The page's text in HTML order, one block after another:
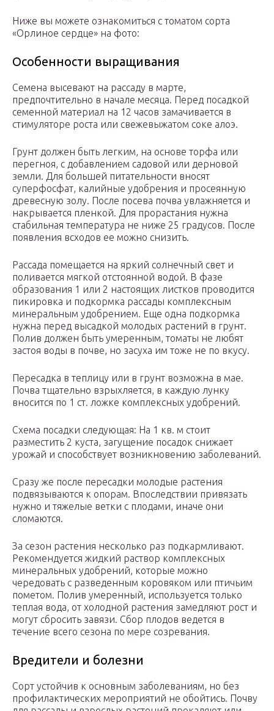
Ниже вы можете ознакомиться с томатом сорта
«Орлиное сердце» на фото:
Особенности выращивания
Семена высевают на рассаду в марте,
предпочтительно в начале месяца. Перед посадкой
семенной материал на 12 часов замачивается в
стимуляторе роста или свежевыжатом соке алоэ.
Грунт должен быть легким, на основе торфа или
перегноя, с добавлением садовой или дерновой
земли. Для большей питательности вносят
суперфосфат, калийные удобрения и просеянную
древесную золу. После посева почва увлажняется и
накрывается пленкой. Для прорастания нужна
стабильная температура не ниже 25 градусов. После
появления всходов ее можно снизить.
Рассада помещается на яркий солнечный свет и
поливается мягкой отстоянной водой. В фазе
образования 1 или 2 настоящих листков проводится
пикировка и подкормка рассады комплексным
минеральным удобрением. Еще одна подкормка
нужна перед высадкой молодых растений в грунт.
Полив должен быть умеренным, томаты не любят
застоя воды в почве, но засуха им тоже не по вкусу.
Пересадка в теплицу или в грунт возможна в мае.
Почва тщательно взрыхляется, в каждую лунку
вносится по 1 ст. ложке комплексных удобрений.
Схема посадки следующая: На 1 кв. м стоит
разместить 2 куста, загущение посадок снижает
урожай и способствует возникновению заболеваний.
Сразу же после пересадки молодые растения
подвязываются к опорам. Впоследствии привязать
нужно и тяжелые ветки с плодами, иначе они
сломаются.
За сезон растения несколько раз подкармливают.
Рекомендуется жидкий раствор комплексных
минеральных удобрений, которые можно
чередовать с разведенным коровяком или птичьим
пометом. Полив умеренный, используется только
теплая вода, от холодной растения замедляют рост и
могут сбросить завязи. Сбор плодов ведется в
течение всего сезона по мере созревания.
Вредители и болезни
Сорт устойчив к основным заболеваниям, но без
профилактических мероприятий не обойтись. Почву